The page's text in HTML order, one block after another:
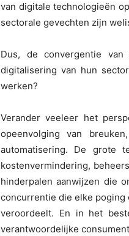
van digitale technologieën
sectorale gevechten zijn
Dus, de convergentie
digitalisering van hun
werken?
Verander veeleer het
opeenvolging van
automatisering. De grote
kostenvermindering,
hinderpalen aanwijzen die
concurrentie die elke poging
veroordeelt. En in het
verantwoordelijke